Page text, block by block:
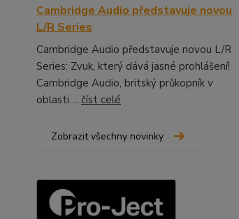
Cambridge Audio představuje novou
L/R Series
Cambridge Audio představuje novou L/R
Series: Zvuk, který dává jasné prohlášení!
Cambridge Audio, britský průkopník v
oblasti ... číst celé
Zobrazit všechny novinky